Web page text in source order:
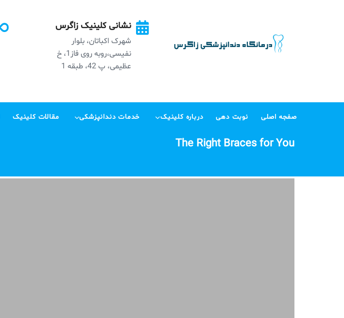
نشانی کلینیک زاگرس
شهرک اکباتان، بلوار
نفیسی،روبه روی فاز1، خ
عظیمی، پ 42، طبقه 1
صفجه اصلی نوبت دهی درباره کلینیک خدمات دندانپزشکی مقالات کلینیک
The Right Braces for You